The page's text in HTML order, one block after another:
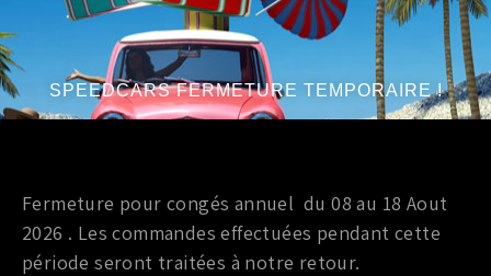
99,00€ TTC
Ajouter au panier
Série :3.5L V6
SPEEDCARS FERMETURE TEMPORAIRE !
Fermeture pour congés annuel du 08 au 18 Aout
2026 . Les commandes effectuées pendant cette
période seront traitées à notre retour.